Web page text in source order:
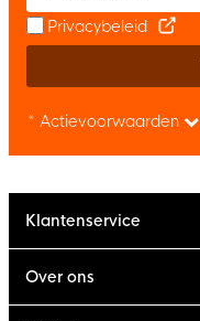
Privacybeleid
* Actievoorwaarden
Klantenservice
Over ons